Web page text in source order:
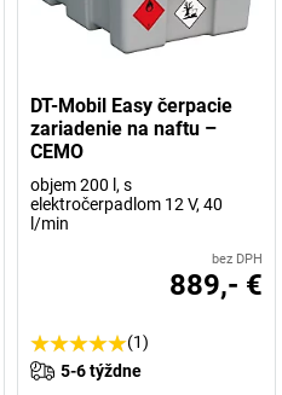
DT-Mobil Easy čerpacie
zariadenie na naftu –
CEMO
objem 200 l, s
elektročerpadlom 12 V, 40
l/min
bez DPH
889,- €
(1)
5-6 týždne